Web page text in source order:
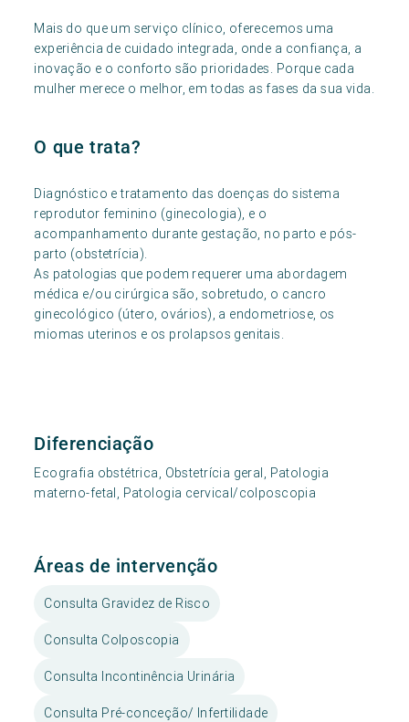
Mais do que um serviço clínico, oferecemos uma
experiência de cuidado integrada, onde a confiança, a
inovação e o conforto são prioridades. Porque cada
mulher merece o melhor, em todas as fases da sua vida.
O que trata?
Diagnóstico e tratamento das doenças do sistema
reprodutor feminino (ginecologia), e o
acompanhamento durante gestação, no parto e pós-
parto (obstetrícia).
As patologias que podem requerer uma abordagem
médica e/ou cirúrgica são, sobretudo, o cancro
ginecológico (útero, ovários), a endometriose, os
miomas uterinos e os prolapsos genitais.
Diferenciação
Ecografia obstétrica, Obstetrícia geral, Patologia
materno-fetal, Patologia cervical/colposcopia
Áreas de intervenção
Consulta Gravidez de Risco
Consulta Colposcopia
Consulta Incontinência Urinária
Consulta Pré-conceção/ Infertilidade